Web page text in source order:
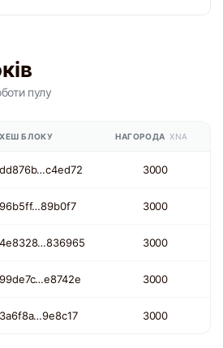
пулу
ХЕШ БЛОКУ НАГОРОДА XNA
dd876b…c4ed72 3000
96b5ff…89b0f7 3000
4e8328…836965 3000
99de7c…e8742e 3000
3a6f8a…9e8c17 3000